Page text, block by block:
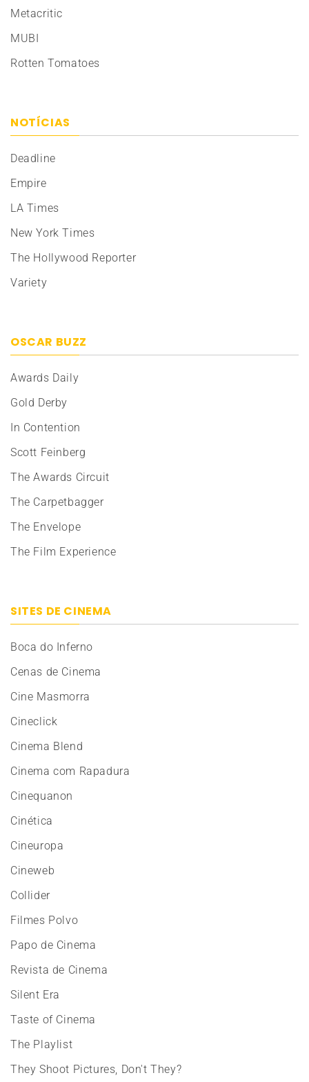
Metacritic
MUBI
Rotten Tomatoes
NOTÍCIAS
Deadline
Empire
LA Times
New York Times
The Hollywood Reporter
Variety
OSCAR BUZZ
Awards Daily
Gold Derby
In Contention
Scott Feinberg
The Awards Circuit
The Carpetbagger
The Envelope
The Film Experience
SITES DE CINEMA
Boca do Inferno
Cenas de Cinema
Cine Masmorra
Cineclick
Cinema Blend
Cinema com Rapadura
Cinequanon
Cinética
Cineuropa
Cineweb
Collider
Filmes Polvo
Papo de Cinema
Revista de Cinema
Silent Era
Taste of Cinema
The Playlist
They Shoot Pictures, Don't They?